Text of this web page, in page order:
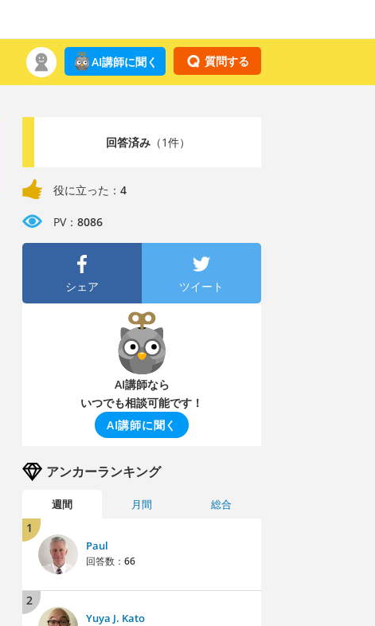
質問する
AI講師に聞く
回答済み（1件）
役に立った： 4
PV： 8086
シェア ツイート
AI講師なら
いつでも相談可能です！
AI講師に聞く
アンカーランキング
週間 月間 総合
1
Paul
回答数： 66
2
Yuya J. Kato